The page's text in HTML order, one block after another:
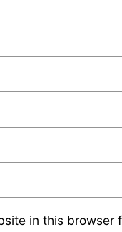
in this browser